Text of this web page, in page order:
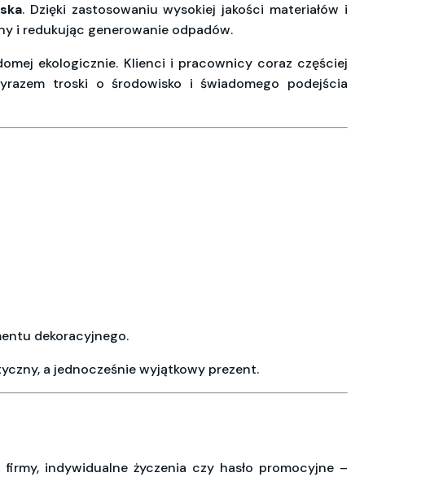
. Dzięki zastosowaniu wysokiej jakości materiałów i
i redukując generowanie odpadów.
ekologicznie. Klienci i pracownicy coraz częściej
troski o środowisko i świadomego podejścia
dekoracyjnego.
a jednocześnie wyjątkowy prezent.
firmy, indywidualne życzenia czy hasło promocyjne –